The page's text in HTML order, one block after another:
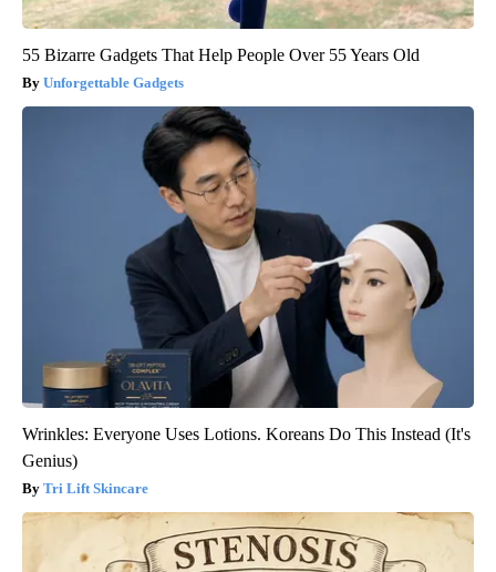
55 Bizarre Gadgets That Help People Over 55 Years Old
Unforgettable Gadgets
Wrinkles: Everyone Uses Lotions. Koreans Do This Instead (It's
Genius)
Tri Lift Skincare